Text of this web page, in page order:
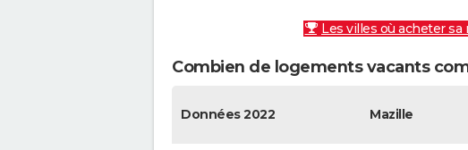
Les villes où acheter
Combien de logements vacants
Données 2022 Mazille